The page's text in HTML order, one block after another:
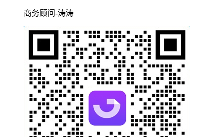
商务顾问-涛涛